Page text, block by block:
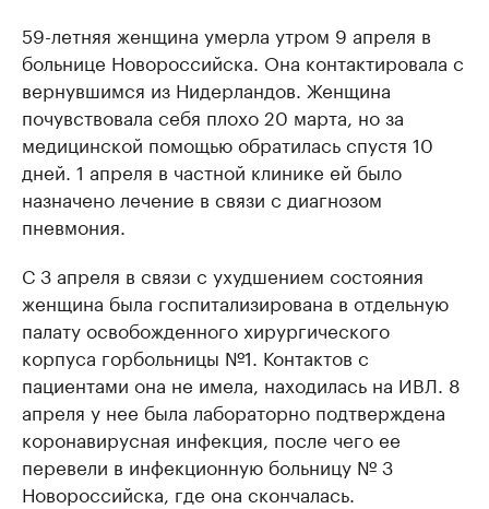
59-летняя женщина умерла утром 9 апреля в
больнице Новороссийска. Она контактировала с
вернувшимся из Нидерландов. Женщина
почувствовала себя плохо 20 марта, но за
медицинской помощью обратилась спустя 10
дней. 1 апреля в частной клинике ей было
назначено лечение в связи с диагнозом
пневмония.
С 3 апреля в связи с ухудшением состояния
женщина была госпитализирована в отдельную
палату освобожденного хирургического
корпуса горбольницы №1. Контактов с
пациентами она не имела, находилась на ИВЛ. 8
апреля у нее была лабораторно подтверждена
коронавирусная инфекция, после чего ее
перевели в инфекционную больницу № 3
Новороссийска, где она скончалась.